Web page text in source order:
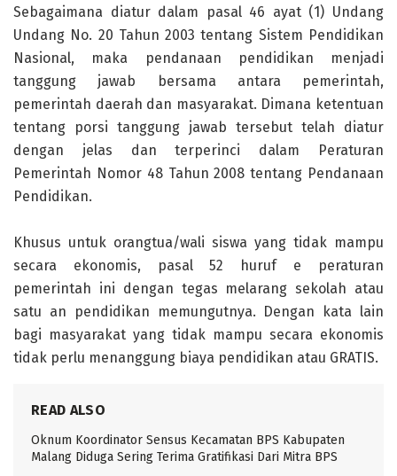
Sebagaimana diatur dalam pasal 46 ayat (1) Undang
Undang No. 20 Tahun 2003 tentang Sistem Pendidikan
Nasional, maka pendanaan pendidikan menjadi
tanggung jawab bersama antara pemerintah,
pemerintah daerah dan masyarakat. Dimana ketentuan
tentang porsi tanggung jawab tersebut telah diatur
dengan jelas dan terperinci dalam Peraturan
Pemerintah Nomor 48 Tahun 2008 tentang Pendanaan
Pendidikan.
Khusus untuk orangtua/wali siswa yang tidak mampu
secara ekonomis, pasal 52 huruf e peraturan
pemerintah ini dengan tegas melarang sekolah atau
satu an pendidikan memungutnya. Dengan kata lain
bagi masyarakat yang tidak mampu secara ekonomis
tidak perlu menanggung biaya pendidikan atau GRATIS.
READ ALSO
Oknum Koordinator Sensus Kecamatan BPS Kabupaten
Malang Diduga Sering Terima Gratifikasi Dari Mitra BPS